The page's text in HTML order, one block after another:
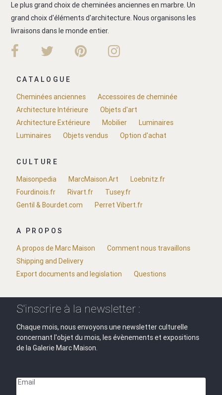
Le plus grand choix de cheminées anciennes en marbre. Un
grand choix d'éléments d'architecture. Nous organisons les
livraisons dans le monde entier.
CATALOGUE
Cheminées anciennes
Accessoires de cheminée
Architecture Intérieure
Objets d'art
Architecture Extérieure
Mobilier
Luminaires
Luminaires
Objets vendus Option d'achat
CULTURE
Maisonpedia
MarcMaison.Art
Loebnitz.fr
Fourdinois.fr
Rivart.fr
Tusey.fr
Gentil & Bourdet.com
Perret Vibert.fr
A PROPOS
A propos de Marc Maison
Comment nous travaillons
Shipping and Delivery
Export documents and legislation
Questions
S'inscrire à la newsletter :
Chaque mois, nous envoyons une newsletter culturelle
concernant l'objet du mois, les évènements et expositions
de la Galerie Marc Maison.
Email